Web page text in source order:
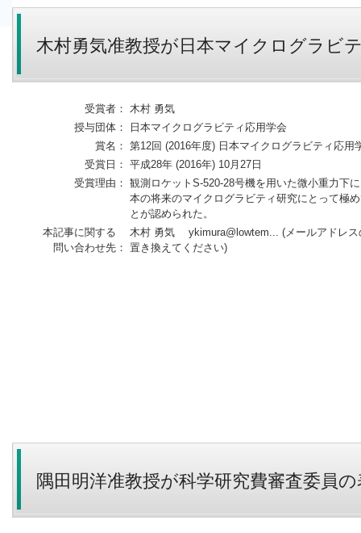
木村勇気准教授が日本マイクログラビ
受賞者： 木村 勇気
授与団体：
日本マイクログラビティ応用学会
賞名： 第12回 (2016年度) 日本マイクログラビティ応用
受賞日： 平成28年 (2016年) 10月27日
受賞理由： 観測ロケットS-520-28号機を用いた微小重力下
本の将来のマイクログラビティ研究にとって極
とが認められた。
本記事に関する
問い合わせ先：
木村 勇気 ykimura@lowtem... (メールアドレス
置き換えてください)
隅田明洋准教授が科学研究費審査委員の